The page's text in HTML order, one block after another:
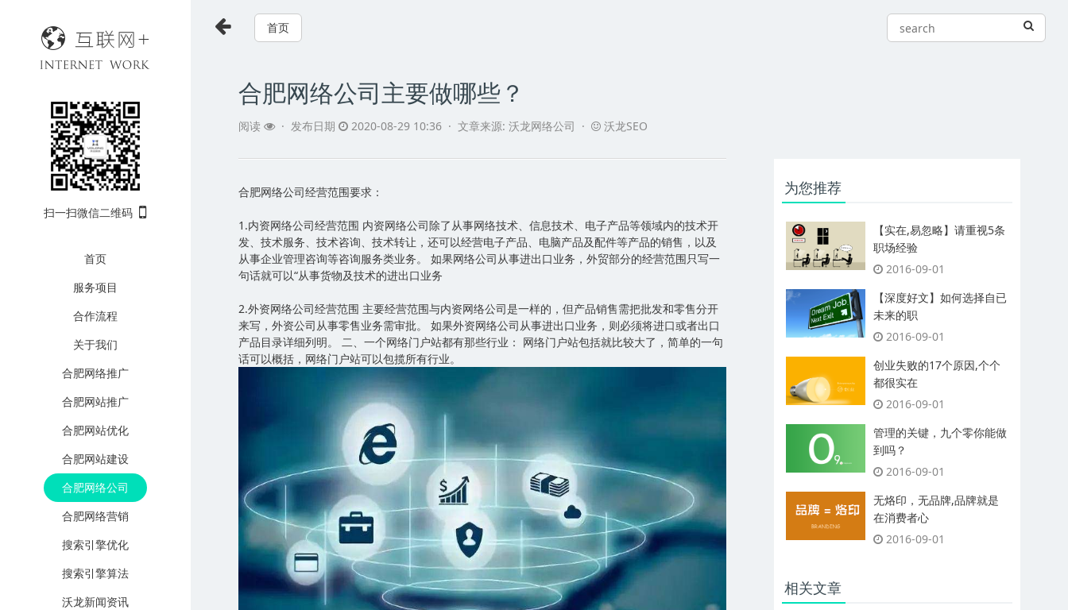
扫一扫微信二维码
首页
服务项目
合作流程
关于我们
合肥网络推广
合肥网站推广
合肥网站优化
合肥网站建设
合肥网络公司
合肥网络营销
搜索引擎优化
搜索引擎算法
沃龙新闻资讯
首页
合肥网络公司主要做哪些？
阅读 · 发布日期 2020-08-29 10:36 · 文章来源: 沃龙网络公司 · 沃龙SEO
合肥网络公司经营范围要求：
1.内资网络公司经营范围 内资网络公司除了从事网络技术、信息技术、电子产品等领域内的技术开
发、技术服务、技术咨询、技术转让，还可以经营电子产品、电脑产品及配件等产品的销售，以及
从事企业管理咨询等咨询服务类业务。 如果网络公司从事进出口业务，外贸部分的经营范围只写一
句话就可以“从事货物及技术的进出口业务
2.外资网络公司经营范围 主要经营范围与内资网络公司是一样的，但产品销售需把批发和零售分开
来写，外资公司从事零售业务需审批。 如果外资网络公司从事进出口业务，则必须将进口或者出口
产品目录详细列明。 二、一个网络门户站都有那些行业： 网络门户站包括就比较大了，简单的一句
话可以概括，网络门户站可以包揽所有行业。
为您推荐
【实在,易忽略】请重视5条
职场经验
2016-09-01
【深度好文】如何选择自已
未来的职
2016-09-01
创业失败的17个原因,个个
都很实在
2016-09-01
管理的关键，九个零你能做
到吗？
2016-09-01
无烙印，无品牌,品牌就是
在消费者心
2016-09-01
相关文章